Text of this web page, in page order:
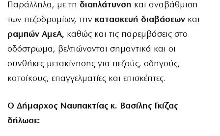
Παράλληλα, με τη διαπλάτυνση και αναβάθμιση
των πεζοδρομίων, την κατασκευή διαβάσεων και
ραμπών ΑμεΑ, καθώς και τις παρεμβάσεις στο
οδόστρωμα, βελτιώνονται σημαντικά και οι
συνθήκες μετακίνησης για πεζούς, οδηγούς,
κατοίκους, επαγγελματίες και επισκέπτες.
Ο Δήμαρχος Ναυπακτίας κ. Βασίλης Γκίζας
δήλωσε: